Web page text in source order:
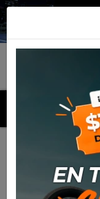
MENU
Productos